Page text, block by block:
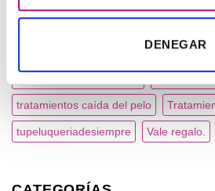
DENEGAR
Pérdida de color
tratamientos caída del pelo
tupeluqueriadesiempre Vale regalo.